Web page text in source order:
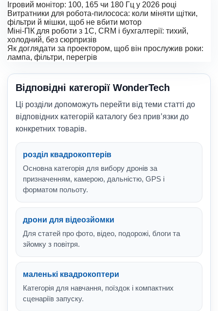
Ігровий монітор: 100, 165 чи 180 Гц у 2026 році
Витратники для робота-пилососа: коли міняти щітки,
фільтри й мішки, щоб не вбити мотор
Міні-ПК для роботи з 1С, CRM і бухгалтерії: тихий,
холодний, без сюрпризів
Як доглядати за проектором, щоб він прослужив роки:
лампа, фільтри, перегрів
Відповідні категорії WonderTech
Ці розділи допоможуть перейти від теми статті до
відповідних категорій каталогу без прив’язки до
конкретних товарів.
розділ квадрокоптерів
Основна категорія для вибору дронів за
призначенням, камерою, дальністю, GPS і
форматом польоту.
дрони для відеозйомки
Для статей про фото, відео, подорожі, блоги та
зйомку з повітря.
маленькі квадрокоптери
Категорія для навчання, поїздок і компактних
сценаріїв запуску.